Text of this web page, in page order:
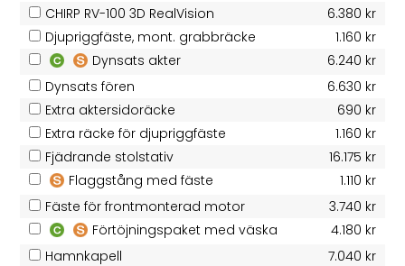
CHIRP RV-100 3D RealVision
6.380 kr
Djupriggfäste, mont. grabbräcke
1.160 kr
Dynsats akter
6.240 kr
Dynsats fören
6.630 kr
Extra aktersidoräcke
690 kr
Extra räcke för djupriggfäste
1.160 kr
Fjädrande stolstativ
16.175 kr
Flaggstång med fäste
1.110 kr
Fäste för frontmonterad motor
3.740 kr
Förtöjningspaket med väska
4.180 kr
Hamnkapell
7.040 kr